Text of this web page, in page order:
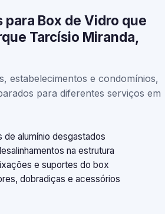
para Box de Vidro que
Tarcísio Miranda,
estabelecimentos e condomínios,
para diferentes serviços em
alumínio desgastados
na estrutura
e suportes do box
dobradiças e acessórios